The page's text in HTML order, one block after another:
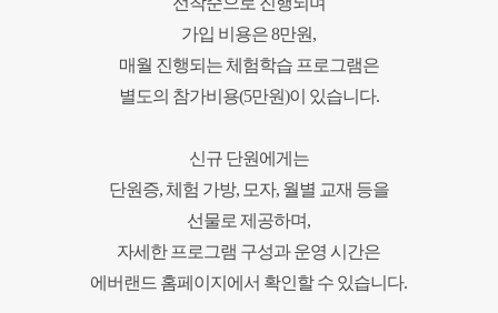
가입 비용은 8만원,
매월 진행되는 체험학습 프로그램은
별도의 참가비용(5만원)이 있습니다.
신규 단원에게는
단원증, 체험 가방, 모자, 월별 교재 등을
선물로 제공하며,
자세한 프로그램 구성과 운영 시간은
에버랜드 홈페이지에서 확인할 수 있습니다.